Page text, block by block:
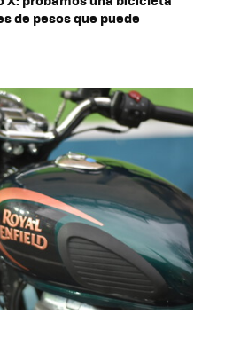
de pesos que puede